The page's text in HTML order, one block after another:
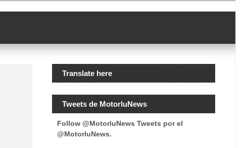
Translate here
Tweets de MotorluNews
Follow @MotorluNews Tweets por el
@MotorluNews.